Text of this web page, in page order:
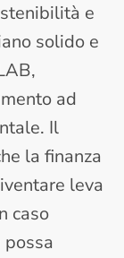
e
solido e
ad
Il
la finanza
leva
caso